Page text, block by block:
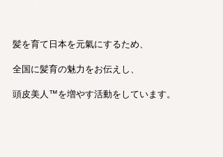
髪を育て日本を元氣にするため、
全国に髪育の魅力をお伝えし、
頭皮美人™を増やす活動をしています。